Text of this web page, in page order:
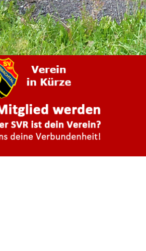
Beirat
Schiedsrichter
Mitgliedschaft
Partner werden
Downloadbereich